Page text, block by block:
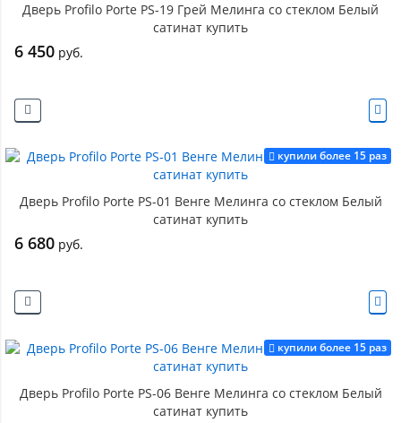
Дверь Profilo Porte PS-19 Грей Мелинга со стеклом Белый
сатинат купить
6 450 руб.
купили более 15 раз
Дверь Profilo Porte PS-01 Венге Мелинга со стеклом Белый
сатинат купить
6 680 руб.
купили более 15 раз
Дверь Profilo Porte PS-06 Венге Мелинга со стеклом Белый
сатинат купить